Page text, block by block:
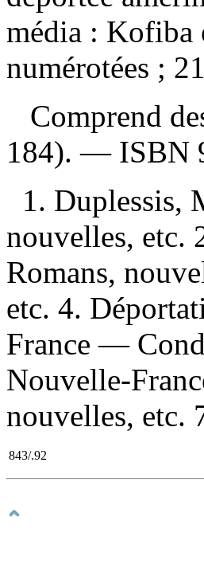
média : Kofiba
numérotées ;
Comprend
184). — ISBN
1. Duplessis,
nouvelles, etc.
Romans,
etc. 4.
France —
Nouvelle-
nouvelles, etc.
843/.92